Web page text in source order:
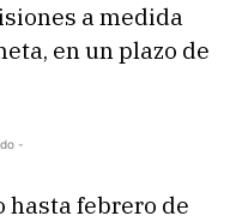
a medida
en un plazo de
-
hasta febrero de